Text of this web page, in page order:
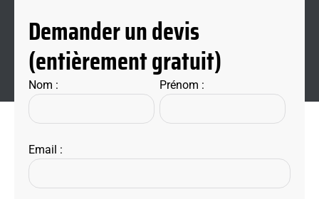
Demander un devis
(entièrement gratuit)
Nom : Prénom :
Email :